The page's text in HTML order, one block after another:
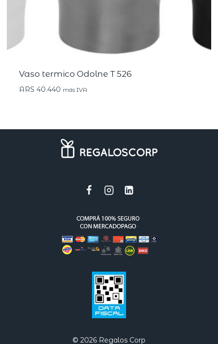
Vaso termico Odolne T 526
ARS 40.440 más IVA
© 2026 Regalos Corp